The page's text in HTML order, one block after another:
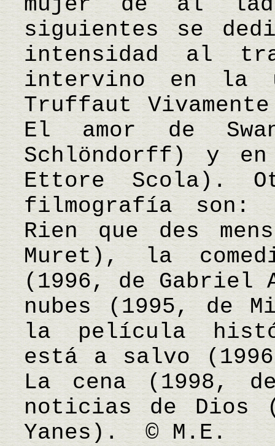
siguientes se
intensidad al
intervino en la
Truffaut
El amor de
Schlöndorff) y
Ettore Scola).
filmografía son:
Rien que des
Muret), la
(1996, de Gabriel
nubes (1995, de
la película
está a salvo
La cena (1998,
noticias de Dios
Yanes). © M.E.